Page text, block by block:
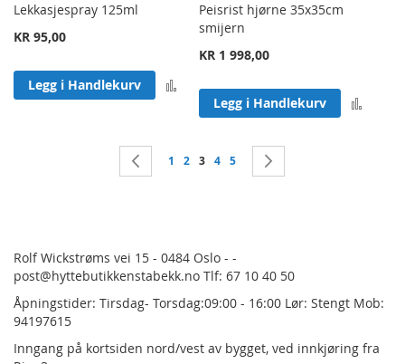
Lekkasjespray 125ml
KR 95,00
Legg i Handlekurv
Peisrist hjørne 35x35cm
smijern
KR 1 998,00
Legg i Handlekurv
Side Side
Forrige
Side
1 Side
2 You're currently reading page
3 Side
4 Side
5
Rolf Wickstrøms vei 15 - 0484 Oslo - -
post@hyttebutikkenstabekk.no Tlf: 67 10 40 50
Åpningstider: Tirsdag- Torsdag:09:00 - 16:00 Lør: Stengt Mob:
94197615
Inngang på kortsiden nord/vest av bygget, ved innkjøring fra